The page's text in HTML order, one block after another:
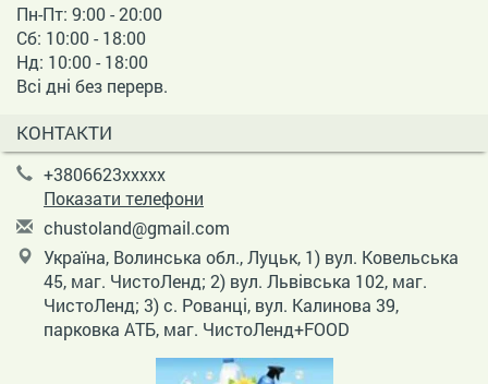
Пн-Пт: 9:00 - 20:00
Сб: 10:00 - 18:00
Нд: 10:00 - 18:00
Всі дні без перерв.
КОНТАКТИ
+3806623xxxxx
Показати телефони
chustoland@gmail.com
Україна, Волинська обл., Луцьк, 1) вул. Ковельська
45, маг. ЧистоЛенд; 2) вул. Львівська 102, маг.
ЧистоЛенд; 3) с. Рованці, вул. Калинова 39,
парковка АТБ, маг. ЧистоЛенд+FOOD